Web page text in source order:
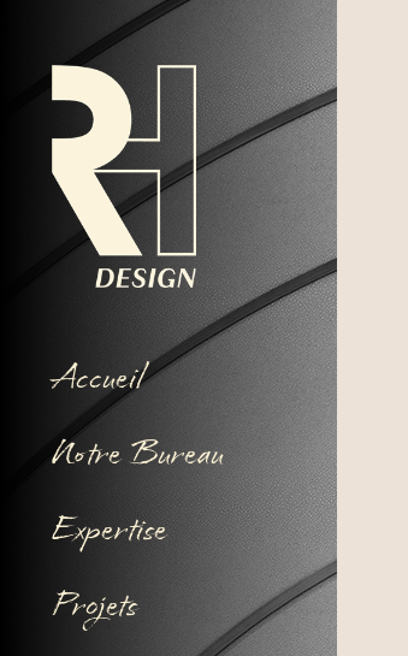
Accueil
Notre Bureau
Expertise
Projets